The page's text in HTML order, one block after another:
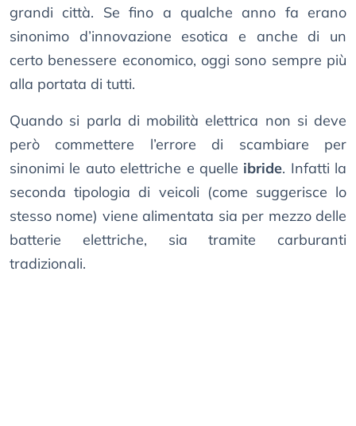
grandi città. Se fino a qualche anno fa erano
sinonimo d’innovazione esotica e anche di un
certo benessere economico, oggi sono sempre più
alla portata di tutti.
Quando si parla di mobilità elettrica non si deve
però commettere l’errore di scambiare per
sinonimi le auto elettriche e quelle ibride. Infatti la
seconda tipologia di veicoli (come suggerisce lo
stesso nome) viene alimentata sia per mezzo delle
batterie elettriche, sia tramite carburanti
tradizionali.